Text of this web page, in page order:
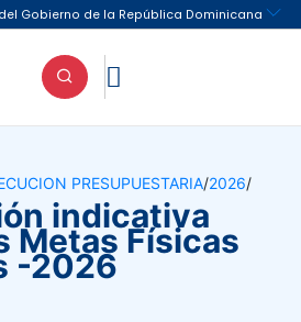

PRESUPUESTARIA/2026/
indicativa
Metas Físicas
-2026